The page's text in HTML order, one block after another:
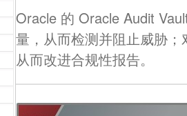
Oracle 的 Oracle Audit
量，从而检测并阻止威胁
从而改进合规性报告。